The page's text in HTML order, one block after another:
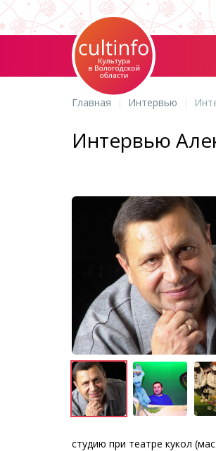
Главная Интервью
Интервью
студию при театре кукол